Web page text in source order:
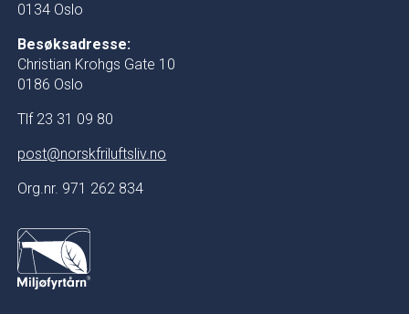
0134 Oslo
Besøksadresse:
Christian Krohgs Gate 10
0186 Oslo
Tlf 23 31 09 80
post@norskfriluftsliv.no
Org.nr. 971 262 834